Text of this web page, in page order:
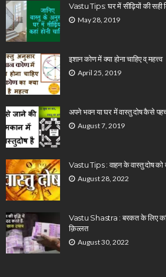
Vastu Tips: घर में सीढ़ियों की सही
May 28, 2019
इशान कोण में क्या होना चाहिए व् महत्त्व
April 25, 2019
अपने भवन या घर में वास्तु दोष कैसे
August 7, 2019
Vastu Tips : वाहन के वास्तु दोष
August 28, 2022
Vastu Shastra : बरकत के लिए
क़िल्लत
August 30, 2022